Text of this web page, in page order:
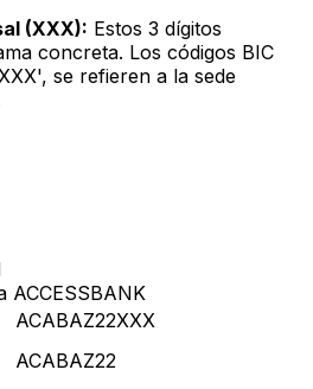
(XXX): Estos 3 dígitos
concreta. Los códigos BIC
se refieren a la sede
ACCESSBANK
ACABAZ22XXX
ACABAZ22